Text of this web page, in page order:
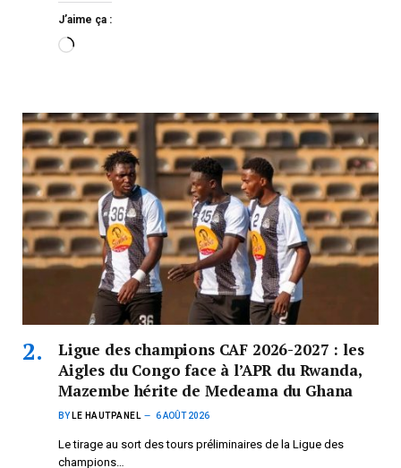
J’aime ça :
Ligue des champions CAF 2026-2027 : les
Aigles du Congo face à l’APR du Rwanda,
Mazembe hérite de Medeama du Ghana
BY LE HAUTPANEL 6 AOÛT 2026
Le tirage au sort des tours préliminaires de la Ligue des
champions…